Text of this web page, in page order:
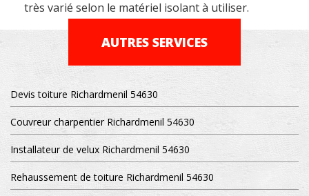
très varié selon le matériel isolant à utiliser.
AUTRES SERVICES
Devis toiture Richardmenil 54630
Couvreur charpentier Richardmenil 54630
Installateur de velux Richardmenil 54630
Rehaussement de toiture Richardmenil 54630